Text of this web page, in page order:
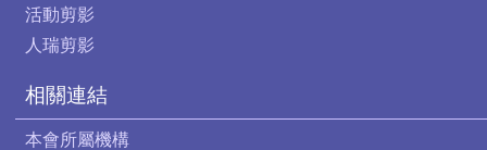
活動剪影
人瑞剪影
相關連結
本會所屬機構